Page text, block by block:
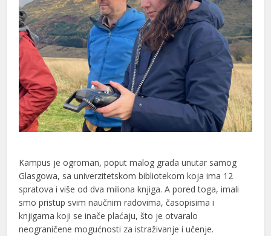
Kampus je ogroman, poput malog grada unutar samog
Glasgowa, sa univerzitetskom bibliotekom koja ima 12
spratova i više od dva miliona knjiga. A pored toga, imali
smo pristup svim naučnim radovima, časopisima i
knjigama koji se inače plaćaju, što je otvaralo
neograničene mogućnosti za istraživanje i učenje.